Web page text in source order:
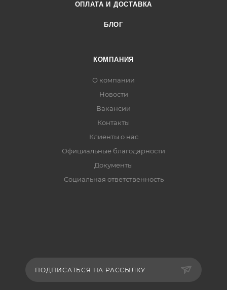
ОПЛАТА И ДОСТАВКА
БЛОГ
КОМПАНИЯ
О компании
Новости
Вакансии
Контакты
Клиенты о нас
Официальные благодарности
Документы
Социальная ответственность
ПОДПИСАТЬСЯ НА РАССЫЛКУ